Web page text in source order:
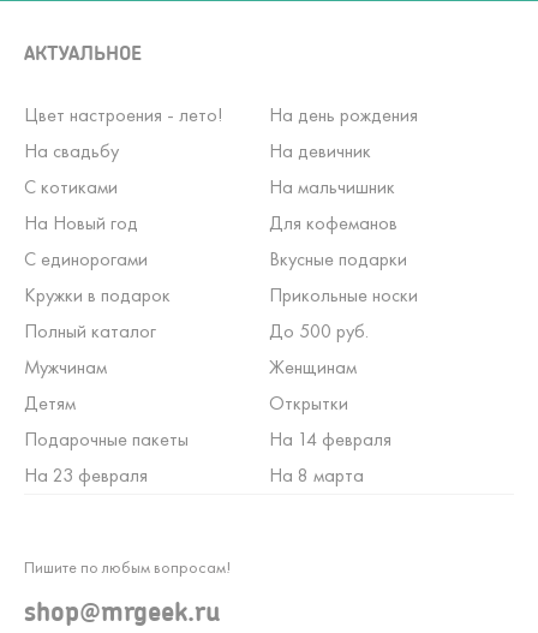
АКТУАЛЬНОЕ
Цвет настроения - лето!
На день рождения
На свадьбу
На девичник
С котиками
На мальчишник
На Новый год
Для кофеманов
С единорогами
Вкусные подарки
Кружки в подарок
Прикольные носки
Полный каталог
До 500 руб.
Мужчинам
Женщинам
Детям
Открытки
Подарочные пакеты
На 14 февраля
На 23 февраля
На 8 марта
Пишите по любым вопросам!
shop@mrgeek.ru